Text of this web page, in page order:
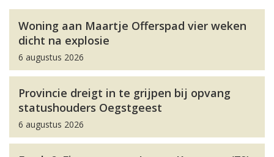
Woning aan Maartje Offerspad vier weken
dicht na explosie
6 augustus 2026
Provincie dreigt in te grijpen bij opvang
statushouders Oegstgeest
6 augustus 2026